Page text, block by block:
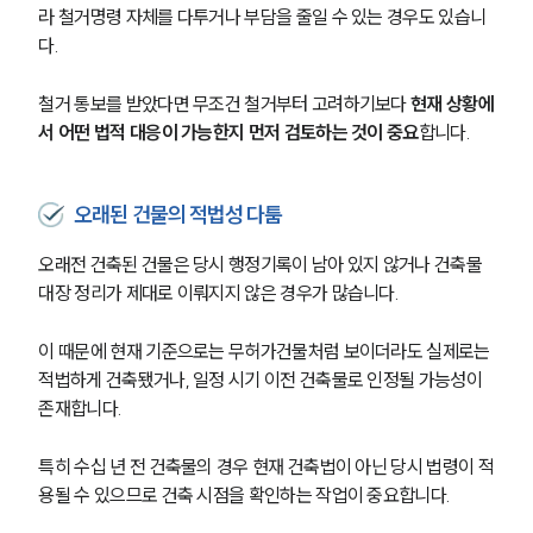
라 철거명령 자체를 다투거나 부담을 줄일 수 있는 경우도 있습니
다.
철거 통보를 받았다면 무조건 철거부터 고려하기보다 현재 상황에
서 어떤 법적 대응이 가능한지 먼저 검토하는 것이 중요합니다.
오래된 건물의 적법성 다툼
오래전 건축된 건물은 당시 행정기록이 남아 있지 않거나 건축물
대장 정리가 제대로 이뤄지지 않은 경우가 많습니다.
이 때문에 현재 기준으로는 무허가건물처럼 보이더라도 실제로는
적법하게 건축됐거나, 일정 시기 이전 건축물로 인정될 가능성이
존재합니다.
특히 수십 년 전 건축물의 경우 현재 건축법이 아닌 당시 법령이 적
용될 수 있으므로 건축 시점을 확인하는 작업이 중요합니다.